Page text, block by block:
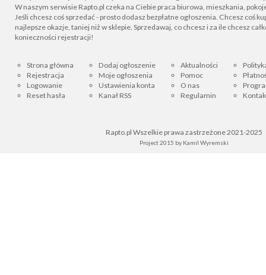
W naszym serwisie Rapto.pl czeka na Ciebie praca biurowa, mieszkania,
Jeśli chcesz coś sprzedać - prosto dodasz bezpłatne ogłoszenia. Chcesz coś
najlepsze okazje, taniej niż w sklepie. Sprzedawaj, co chcesz i za ile chcesz
konieczności rejestracji!
Strona główna
Rejestracja
Logowanie
Reset hasła
Dodaj ogłoszenie
Moje ogłoszenia
Ustawienia konta
Kanał RSS
Aktualności
Pomoc
O nas
Regulamin
Rapto.pl Wszelkie prawa zastrzeżone 2021-2025
Project 2015 by Kamil Wyremski